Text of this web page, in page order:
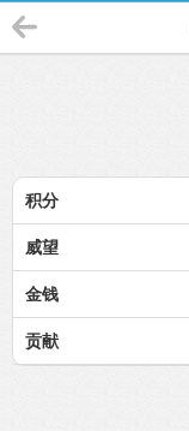
积分
威望
金钱
贡献